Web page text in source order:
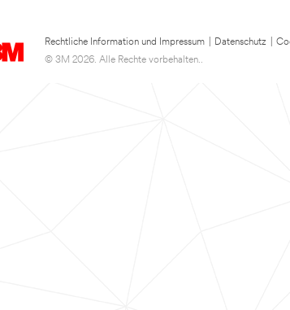
Rechtliche Information und Impressum Datenschutz
© 3M 2026. Alle Rechte vorbehalten..